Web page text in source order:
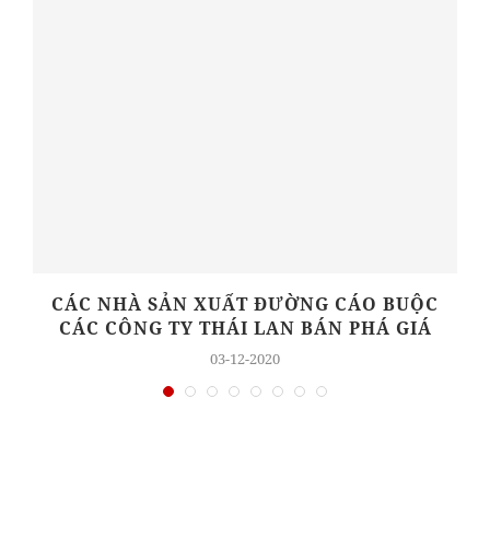
CÁC NHÀ SẢN XUẤT ĐƯỜNG CÁO BUỘC
CÁC CÔNG TY THÁI LAN BÁN PHÁ GIÁ
03-12-2020